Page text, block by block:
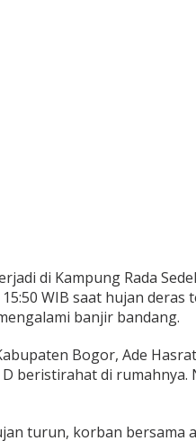
di Kampung Rada
WIB saat hujan deras
banjir bandang.
Bogor, Ade
beristirahat di rumahnya.
turun, korban bersama